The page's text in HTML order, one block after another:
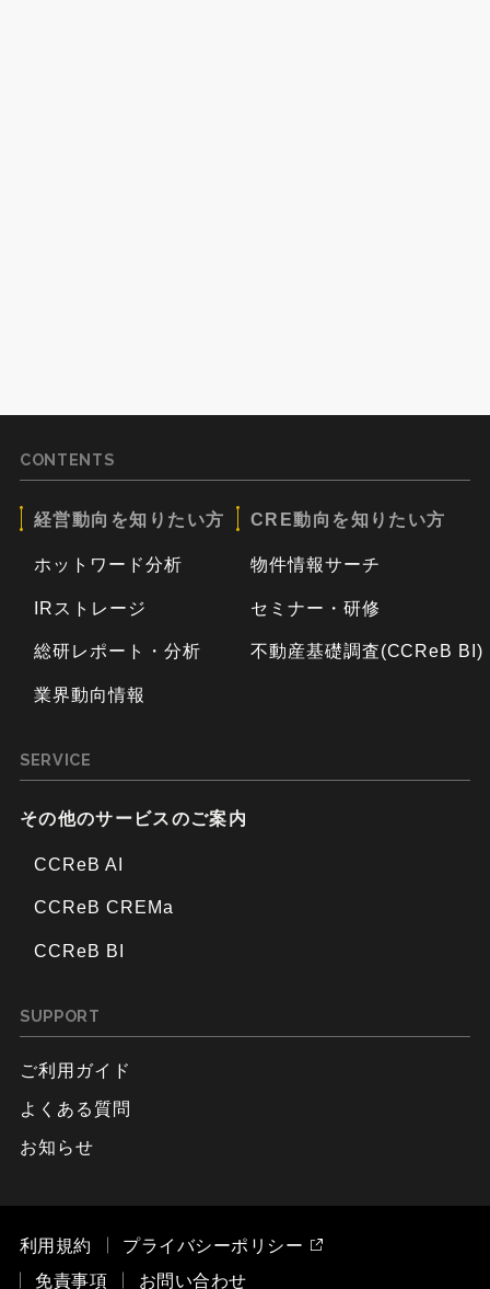
CONTENTS
経営動向を知りたい方
ホットワード分析
IRストレージ
総研レポート・分析
業界動向情報
CRE動向を知りたい方
物件情報サーチ
セミナー・研修
不動産基礎調査(CCReB BI)
SERVICE
その他のサービスのご案内
CCReB AI
CCReB CREMa
CCReB BI
SUPPORT
ご利用ガイド
よくある質問
お知らせ
利用規約
プライバシーポリシー
免責事項
お問い合わせ